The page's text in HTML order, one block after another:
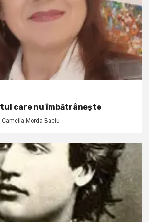
care nu îmbătrânește
Camelia Morda Baciu